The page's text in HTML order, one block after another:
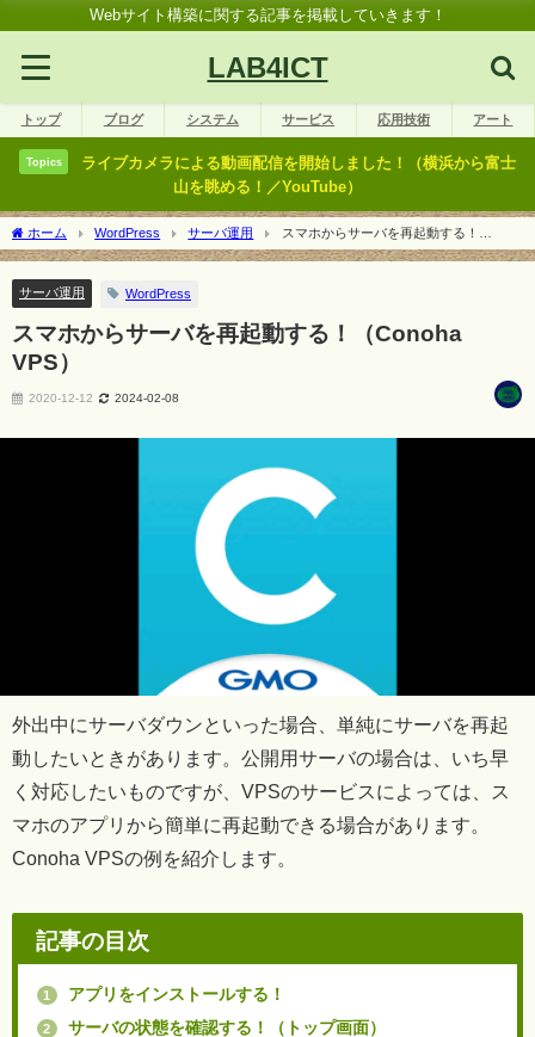
Webサイト構築に関する記事を掲載していきます！
LAB4ICT
トップ ブログ システム サービス 応用技術 アート
Topics
ライブカメラによる動画配信を開始しました！（横浜から富士
山を眺める！／YouTube）
ホーム WordPress サーバ運用
スマホからサーバを再起動する！
（Conoha VPS）
サーバ運用 WordPress
スマホからサーバを再起動する！（Conoha
VPS）
2020-12-12 2024-02-08
外出中にサーバダウンといった場合、単純にサーバを再起
動したいときがあります。公開用サーバの場合は、いち早
く対応したいものですが、VPSのサービスによっては、ス
マホのアプリから簡単に再起動できる場合があります。
Conoha VPSの例を紹介します。
記事の目次
1 アプリをインストールする！
2 サーバの状態を確認する！（トップ画面）